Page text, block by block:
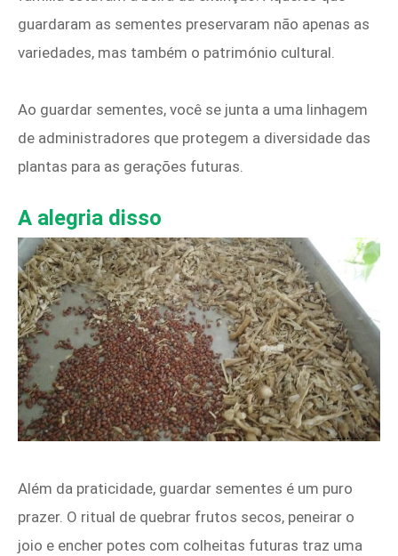
guardaram as sementes preservaram não apenas as
variedades, mas também o património cultural.
Ao guardar sementes, você se junta a uma linhagem
de administradores que protegem a diversidade das
plantas para as gerações futuras.
A alegria disso
Além da praticidade, guardar sementes é um puro
prazer. O ritual de quebrar frutos secos, peneirar o
joio e encher potes com colheitas futuras traz uma